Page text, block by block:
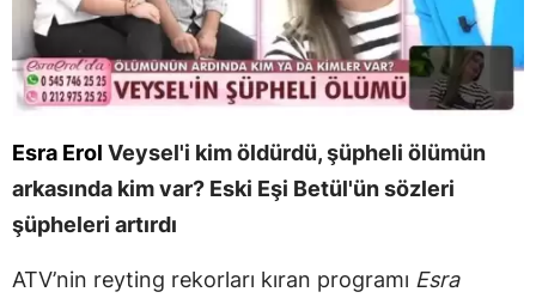
Esra Erol Veysel'i kim öldürdü, şüpheli ölümün
arkasında kim var? Eski Eşi Betül'ün sözleri
şüpheleri artırdı
ATV’nin reyting rekorları kıran programı Esra